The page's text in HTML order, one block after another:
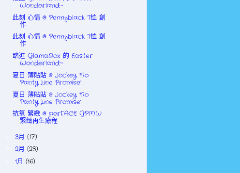
Wonderland~
此刻 心情 @ Pennyblack T恤 創
作
此刻 心情 @ Pennyblack T恤 創
作
踏進 GlamaBox 的 Easter
Wonderland~
夏日 薄貼貼 @ Jockey ‘No
Panty Line Promise’
夏日 薄貼貼 @ Jockey ‘No
Panty Line Promise’
抗氧 緊緻 @ perFACE GPMW
緊緻再生療程
3月 (17)
2月 (23)
1月 (16)